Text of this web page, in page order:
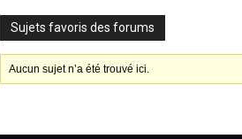
Sujets favoris des forums
Aucun sujet n’a été trouvé ici.